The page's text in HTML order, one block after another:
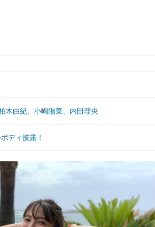
由紀、小嶋陽菜、内田理央
ディ披露！